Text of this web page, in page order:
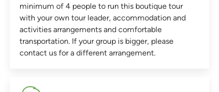
minimum of 4 people to run this boutique tour
with your own tour leader, accommodation and
activities arrangements and comfortable
transportation. If your group is bigger, please
contact us for a different arrangement.